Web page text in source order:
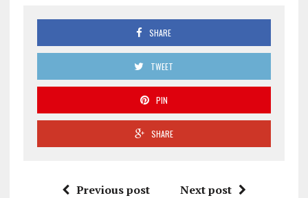
SHARE
TWEET
PIN
SHARE
Previous post Next post